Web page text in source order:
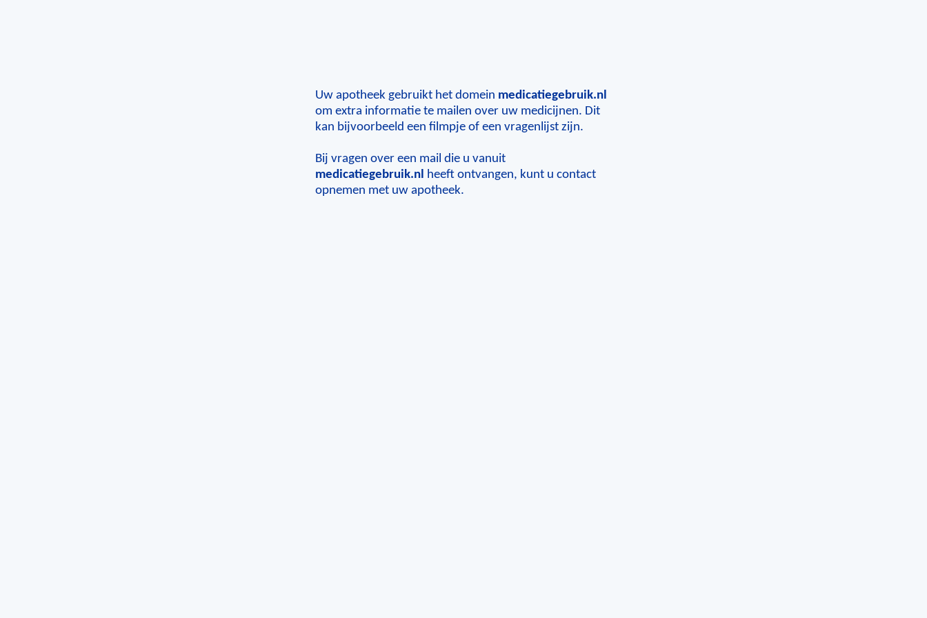
Uw apotheek gebruikt het domein medicatiegebruik.nl
om extra informatie te mailen over uw medicijnen. Dit
kan bijvoorbeeld een filmpje of een vragenlijst zijn.
Bij vragen over een mail die u vanuit
medicatiegebruik.nl
heeft ontvangen, kunt u contact
opnemen met uw apotheek.